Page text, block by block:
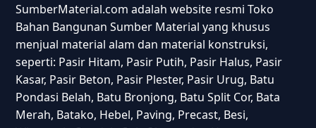
SumberMaterial.com adalah website resmi Toko
Bahan Bangunan Sumber Material yang khusus
menjual material alam dan material konstruksi,
seperti: Pasir Hitam, Pasir Putih, Pasir Halus, Pasir
Kasar, Pasir Beton, Pasir Plester, Pasir Urug, Batu
Pondasi Belah, Batu Bronjong, Batu Split Cor, Bata
Merah, Batako, Hebel, Paving, Precast, Besi,